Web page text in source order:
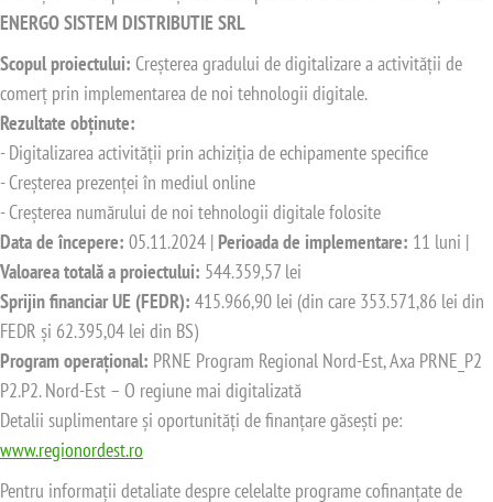
ENERGO SISTEM DISTRIBUTIE SRL
Scopul proiectului: Creșterea gradului de digitalizare a activității de
comerț prin implementarea de noi tehnologii digitale.
Rezultate obținute:
- Digitalizarea activității prin achiziția de echipamente specifice
- Creșterea prezenței în mediul online
- Creșterea numărului de noi tehnologii digitale folosite
Data de începere: 05.11.2024 | Perioada de implementare: 11 luni |
Valoarea totală a proiectului: 544.359,57 lei
Sprijin financiar UE (FEDR): 415.966,90 lei (din care 353.571,86 lei din
FEDR și 62.395,04 lei din BS)
Program operațional: PRNE Program Regional Nord-Est, Axa PRNE_P2
P2.P2. Nord-Est – O regiune mai digitalizată
Detalii suplimentare și oportunități de finanțare găsești pe:
www.regionordest.ro
Pentru informații detaliate despre celelalte programe cofinanțate de